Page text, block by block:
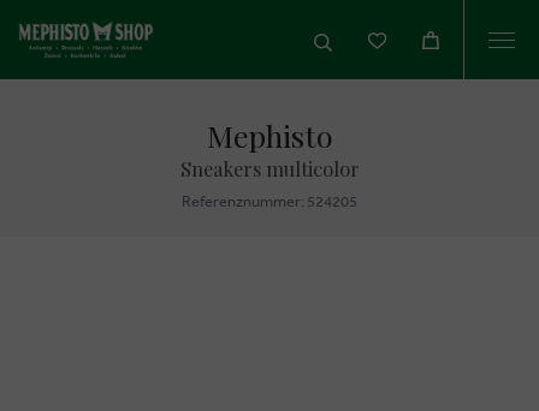
Mephisto
Sneakers multicolor
Referenznummer: 524205